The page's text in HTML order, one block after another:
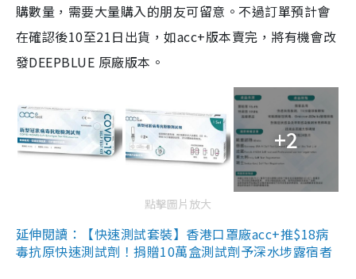
購數量，需要大量購入的朋友可留意。不過訂單預計會
在確認後10至21日出貨，如acc+版本賣完，將有機會改
發DEEPBLUE 原廠版本。
+2
點擊圖片放大
延伸閱讀：【快速測試套裝】香港口罩廠acc+推$18病
毒抗原快速測試劑！捐贈10萬盒測試劑予深水埗露宿者